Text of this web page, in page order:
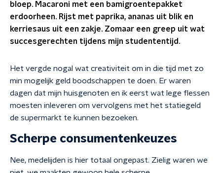
bloep. Macaroni met een bamigroentepakket
erdoorheen. Rijst met paprika, ananas uit blik en
kerriesaus uit een zakje. Zomaar een greep uit wat
succesgerechten tijdens mijn studententijd.
Het vergde nogal wat creativiteit om in die tijd met zo
min mogelijk geld boodschappen te doen. Er waren
dagen dat mijn huisgenoten en ik eerst wat lege flessen
moesten inleveren om vervolgens met het statiegeld
de supermarkt te kunnen bezoeken.
Scherpe consumentenkeuzes
Nee, medelijden is hier totaal ongepast. Zielig waren we